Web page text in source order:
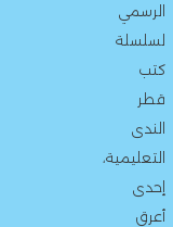
الرسمي
لسلسلة
كتب
قطر
الندى
التعليمية،
إحدى
أعرق